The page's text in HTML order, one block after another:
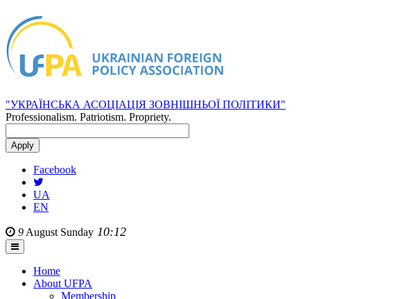
"УКРАЇНСЬКА АСОЦІАЦІЯ ЗОВНІШНЬОЇ ПОЛІТИКИ"
Professionalism. Patriotism. Propriety.
Facebook
UA
EN
9 August Sunday 10:12
Home
About UFPA
Membership